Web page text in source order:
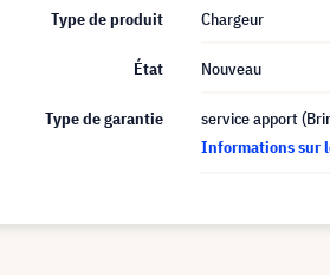
Type de produit Chargeur
État Nouveau
Type de garantie
service apport
Informations sur